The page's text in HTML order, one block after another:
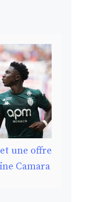
une offre
Camara